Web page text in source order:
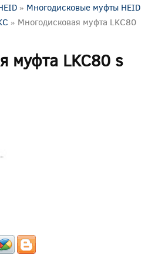
» Многодисковые муфты HEID
» Многодисковая муфта LKC80
муфта LKC80 s